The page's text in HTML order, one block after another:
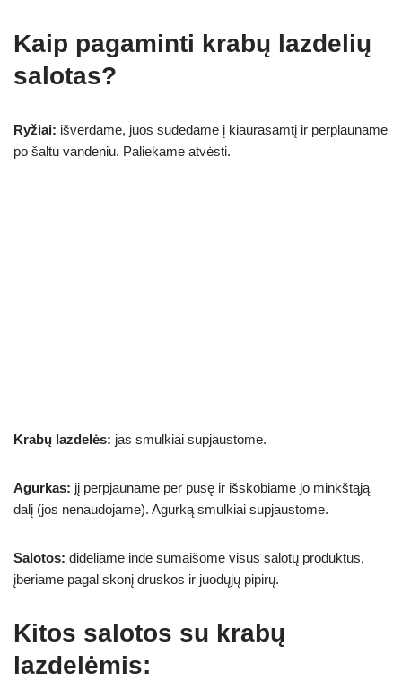
Kaip pagaminti krabų lazdelių
salotas?
Ryžiai: išverdame, juos sudedame į kiaurasamtį ir perplauname
po šaltu vandeniu. Paliekame atvėsti.
Krabų lazdelės: jas smulkiai supjaustome.
Agurkas: jį perpjauname per pusę ir išskobiame jo minkštąją
dalį (jos nenaudojame). Agurką smulkiai supjaustome.
Salotos: dideliame inde sumaišome visus salotų produktus,
įberiame pagal skonį druskos ir juodųjų pipirų.
Kitos salotos su krabų
lazdelėmis: